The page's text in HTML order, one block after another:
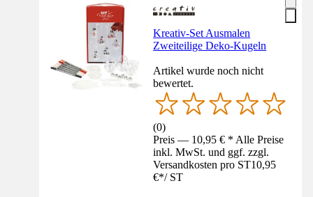
Kreativ-Set Ausmalen
Zweiteilige Deko-Kugeln
Artikel wurde noch nicht
bewertet.
(0)
Preis — 10,95 € * Alle Preise
inkl. MwSt. und ggf. zzgl.
Versandkosten pro ST10,95
€*/ ST